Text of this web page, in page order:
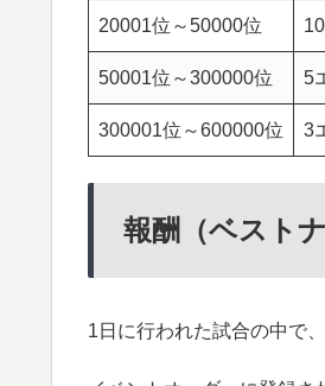
20001位～50000位
50001位～300000位 5
300001位～600000位 3
報酬（ベストナ
1日に行われた試合の中で、